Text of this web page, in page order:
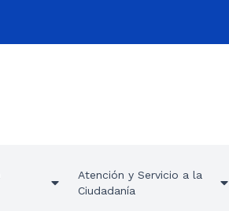
Atención y Servicio a la
Ciudadanía